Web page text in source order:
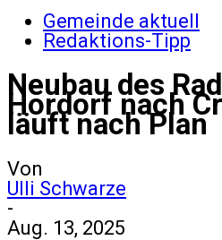
Gemeinde aktuell
Redaktions-Tipp
Neubau des
Hordorf nach
läuft nach Plan
Von
Ulli Schwarze
-
Aug. 13, 2025